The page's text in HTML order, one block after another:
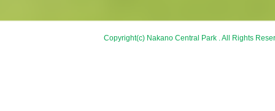
Copyright(c) Nakano Central Park . All Rights